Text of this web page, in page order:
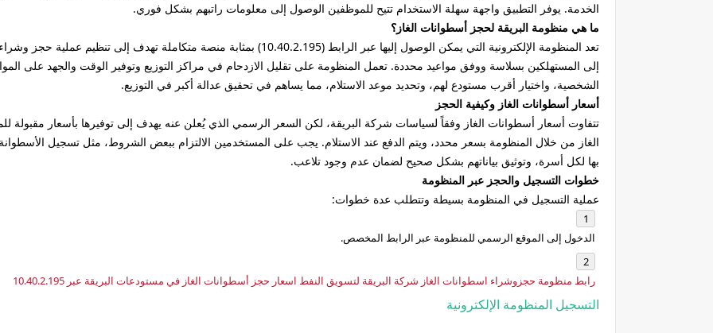
الخدمة. يوفر التطبيق واجهة سهلة الاستخدام تتيح للموظفين الوصول إلى معلومات راتبهم بشكل فوري.
ما هي منظومة البريقة لحجز أسطوانات الغاز؟
تعد المنظومة الإلكترونية التي يمكن الوصول إليها عبر الرابط (10.40.2.195) بمثابة منصة
إلى المستهلكين بسلاسة ووفق مواعيد محددة. تعمل المنظومة على تقليل الازدحام في مراكز التوزيع وتوفير الوقت والجهد على
الشخصية، واختيار أقرب مستودع لهم، وتحديد موعد الاستلام، مما يساهم في تحقيق عدالة أكبر في التوزيع.
أسعار أسطوانات الغاز وكيفية الحجز
تتفاوت أسعار أسطوانات الغاز وفقاً لسياسات شركة البريقة، لكن السعر الرسمي الذي يُعلن عنه يهدف إلى توفيرها بأسعار مقبولة
الغاز من خلال المنظومة بسعر محدد، ويتم الدفع عند الاستلام. يجب على المستخدمين الالتزام ببعض الشروط، مثل تسجيل
بها لكل أسرة، وتوثيق بياناتهم بشكل صحيح لضمان عدم وجود تلاعب.
خطوات التسجيل والحجز عبر المنظومة
عملية التسجيل في المنظومة بسيطة وتتطلب عدة خطوات:
الدخول إلى الموقع الرسمي للمنظومة عبر الرابط المخصص.
رابط منظومة حجزوشراء اسطوانات الغاز شركة البريقة لتسويق النفط اسعار حجز أسطوانات الغاز في مستودعات البريقة عبر 10.40.2.195
التسجيل المنظومة الإلكترونية